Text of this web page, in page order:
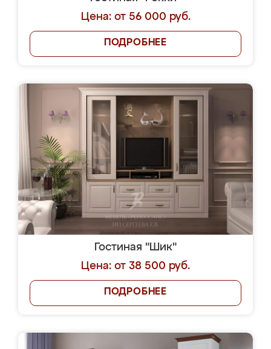
Цена: от 56 000 руб.
ПОДРОБНЕЕ
Гостиная "Шик"
Цена: от 38 500 руб.
ПОДРОБНЕЕ